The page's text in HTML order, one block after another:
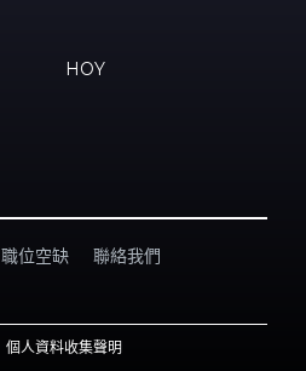
HOY
職位空缺 聯絡我們
個人資料收集聲明